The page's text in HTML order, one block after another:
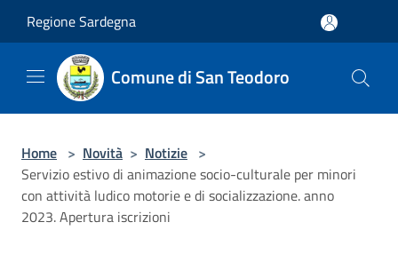
Regione Sardegna
Comune di San Teodoro
Home > Novità > Notizie >
Servizio estivo di animazione socio-culturale per minori
con attività ludico motorie e di socializzazione. anno
2023. Apertura iscrizioni